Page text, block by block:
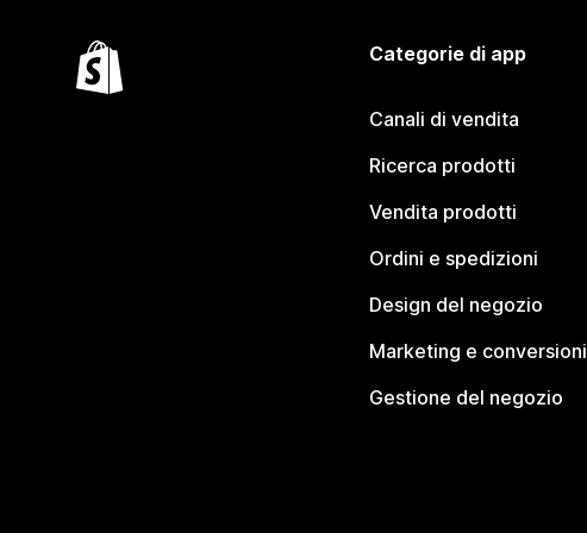
Categorie di app
Canali di vendita
Ricerca prodotti
Vendita prodotti
Ordini e spedizioni
Design del negozio
Marketing e conversioni
Gestione del negozio